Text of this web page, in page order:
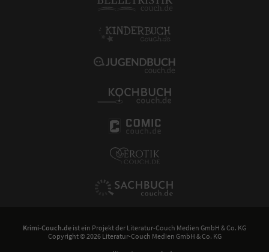
Krimi-Couch.de ist ein Projekt der Literatur-Couch Medien GmbH & Co. KG
Copyright © 2026 Literatur-Couch Medien GmbH & Co. KG